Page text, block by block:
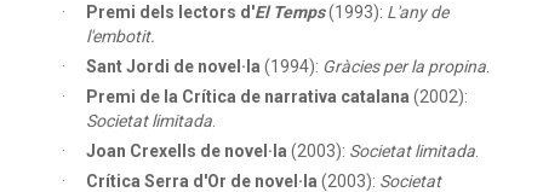
Premi dels lectors d'El Temps(1993): L'any de
l'embotit.
Sant Jordi de novel·la (1994): Gràcies per la propina
Premi de la Crítica de narrativa catalana (2002):
Societat limitada
Joan Crexells de novel·la (2003): Societat limitada
Crítica Serra d'Or de novel·la (2003): Societat